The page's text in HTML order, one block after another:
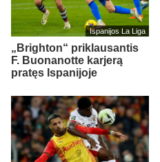
Ispanijos La Liga
„Brighton“ priklausantis
F. Buonanotte karjerą
pratęs Ispanijoje